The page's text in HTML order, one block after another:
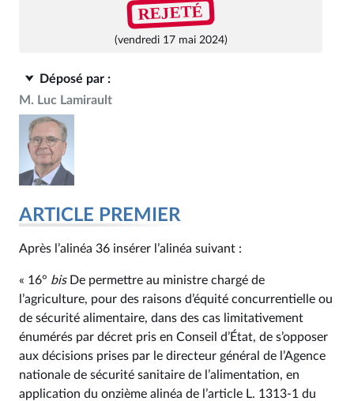
REJETÉ
(vendredi 17 mai 2024)
Déposé par :
M. Luc Lamirault
ARTICLE PREMIER
Après l’alinéa 36 insérer l’alinéa suivant :
« 16° bisDe permettre au ministre chargé de
l’agriculture, pour des raisons d’équité concurrentielle ou
de sécurité alimentaire, dans des cas limitativement
énumérés par décret pris en Conseil d’État, de s’opposer
aux décisions prises par le directeur général de l’Agence
nationale de sécurité sanitaire de l’alimentation, en
application du onzième alinéa de l’article L. 1313‑1 du